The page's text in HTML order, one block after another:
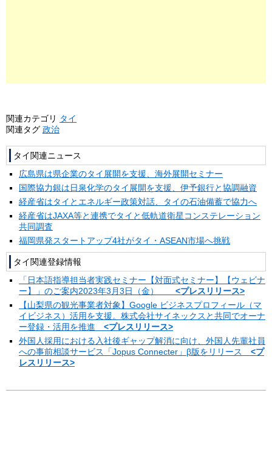
関連カテゴリ タイ
関連タグ 政治
タイ関連ニュース
広島県は県企業のタイ展開を支援、海外展開セミナー
国際協力銀は日泉化学のタイ展開を支援、伊予銀行と協調融資
経産省はタイとエネルギー政策対話、タイの石油備蓄で協力へ
経産省はJAXA等と連携でタイと低軌道衛星コンステレーション
共同調査
福岡県発スタートアップ4社がタイ・ASEAN市場へ挑戦
タイ関連登録情報
「日本語指導担当者実践セミナー【対面式セミナー】【ウェビナ
ー】」のご案内2023年3月3日（金） <プレスリリース>
【山梨県の観光事業者対象】Google ビジネスプロフィール（マ
イビジネス）活用を支援。株式会社サイネックスと共同でオーナ
ー登録・活用を推進 <プレスリリース>
外国人採用における入社後ギャップ解消に向け、外国人先輩社員
への事前相談サービス「Jopus Connecter」β版をリリース <プ
レスリリース>